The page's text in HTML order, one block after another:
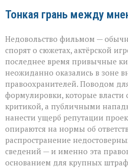
Тонкая грань между
Недовольство фильмом —
спорят о сюжетах, актёрской
последнее время привычные
неожиданно оказались в зоне
правоохранителей. Поводом
формулировки, которые власти
критикой, а публичными
нанести ущерб репутации
опираются на нормы об
распространение
сведений — и именно эта
основанием для крупных